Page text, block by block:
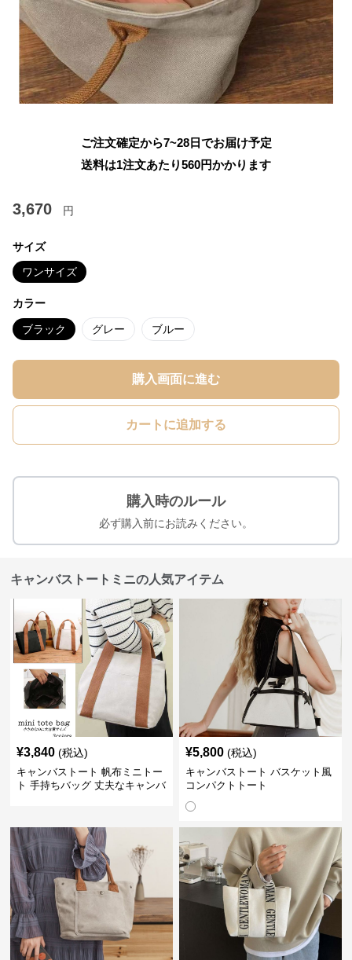
ご注文確定から7~28日でお届け予定
送料は1注文あたり560円かかります
3,670 円
サイズ
ワンサイズ
カラー
ブラック グレー ブルー
購入画面に進む
カートに追加する
購入時のルール
必ず購入前にお読みください。
キャンバストートミニの人気アイテム
¥3,840 (税込)
キャンバストート 帆布ミニトー
ト 手持ちバッグ 丈夫なキャンバ
¥5,800 (税込)
キャンバストート バスケット風
コンパクトトート